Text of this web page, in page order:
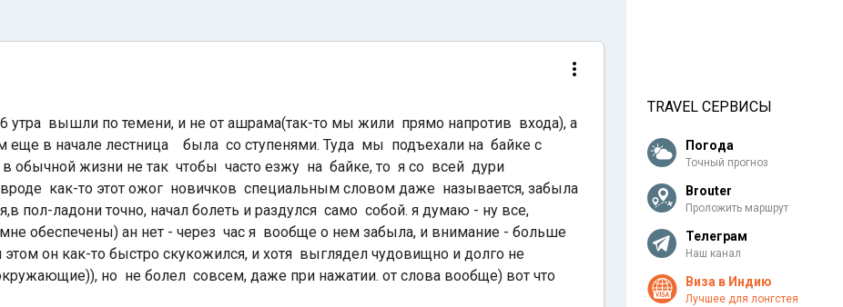
Индийский океан
вышли по темени, и не от ашрама(так-то мы жили прямо напротив входа), а
еще в начале лестница была со ступенями. Туда мы подъехали на байке с
жизни не так чтобы часто езжу на байке, то я со всей дури
как-то этот ожог новичков специальным словом даже называется, забыла
пол-ладони точно, начал болеть и раздулся само собой. я думаю - ну все,
обеспечены) ан нет - через час я вообще о нем забыла, и внимание - больше
он как-то быстро скукожился, и хотя выглядел чудовищно и долго не
но не болел совсем, даже при нажатии. от слова вообще) вот что
TRAVEL СЕРВИСЫ
Погода
Точный прогноз
Brouter
Проложить маршрут
Телеграм
Наш канал
Виза в Индию
Лучшее для лонгстея